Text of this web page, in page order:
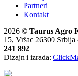
Partneri
Kontakt
2026 © Taurus Agro
15, Vršac 26300 Srbija
241 892
Dizajn i izrada: